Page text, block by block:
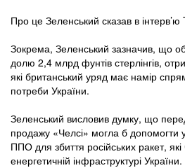
Про це Зеленський сказав в
Зокрема, Зеленський зазначив, що
долю 2,4 млрд фунтів стерлінгів,
які британський уряд має намір
потреби України.
Зеленський висловив думку, що
продажу «Челсі» могла б допомогти
ППО для збиття російських ракет,
енергетичній інфраструктурі України.